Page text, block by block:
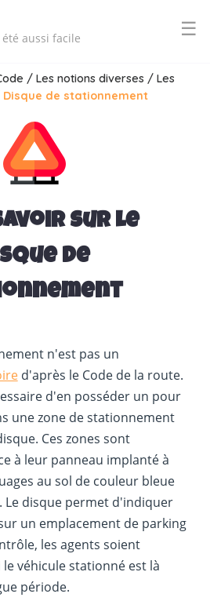
été aussi facile ☰
/ Les notions diverses / Les
Disque de stationnement
sur le
de
n'est pas un
d'après le Code de la route.
d'en posséder un pour
une zone de stationnement
Ces zones sont
à leur panneau implanté à
au sol de couleur bleue
Le disque permet d'indiquer
un emplacement de parking
les agents soient
véhicule stationné est là
période.